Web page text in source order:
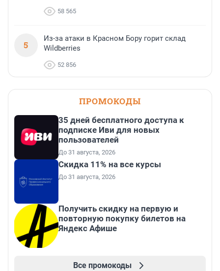
58 565
5
Из-за атаки в Красном Бору горит склад
Wildberries
52 856
ПРОМОКОДЫ
35 дней бесплатного доступа к
подписке Иви для новых
пользователей
До 31 августа, 2026
Скидка 11% на все курсы
До 31 августа, 2026
Получить скидку на первую и
повторную покупку билетов на
Яндекс Афише
Все промокоды